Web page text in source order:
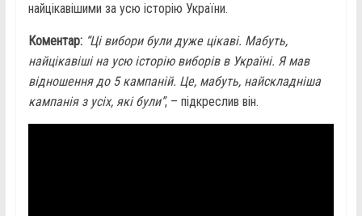
найцікавішими за усю історію України.
Коментар: “Ці вибори були дуже цікаві. Мабуть,
найцікавіші на усю історію виборів в Україні. Я мав
відношення до 5 кампаній. Це, мабуть, найскладніша
кампанія з усіх, які були”, – підкреслив він.